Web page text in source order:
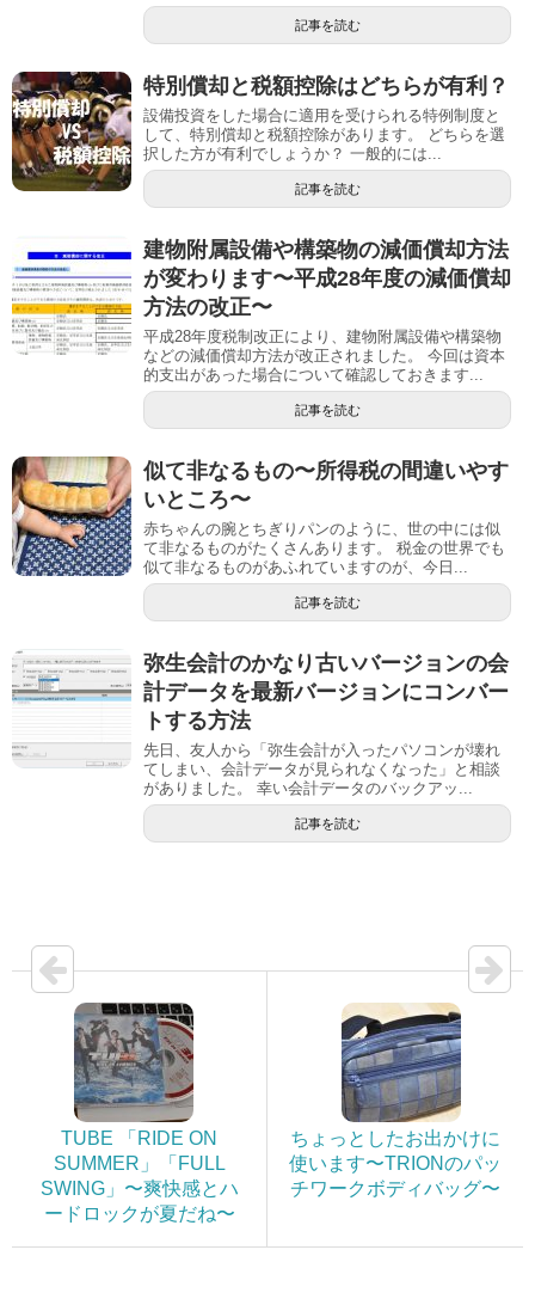
記事を読む
特別償却と税額控除はどちらが有利？
設備投資をした場合に適用を受けられる特例制度と
して、特別償却と税額控除があります。 どちらを選
択した方が有利でしょうか？ 一般的には...
記事を読む
建物附属設備や構築物の減価償却方法
が変わります〜平成28年度の減価償却
方法の改正〜
平成28年度税制改正により、建物附属設備や構築物
などの減価償却方法が改正されました。 今回は資本
的支出があった場合について確認しておきます...
記事を読む
似て非なるもの〜所得税の間違いやす
いところ〜
赤ちゃんの腕とちぎりパンのように、世の中には似
て非なるものがたくさんあります。 税金の世界でも
似て非なるものがあふれていますのが、今日...
記事を読む
弥生会計のかなり古いバージョンの会
計データを最新バージョンにコンバー
トする方法
先日、友人から「弥生会計が入ったパソコンが壊れ
てしまい、会計データが見られなくなった」と相談
がありました。 幸い会計データのバックアッ...
記事を読む
TUBE 「RIDE ON
SUMMER」「FULL
SWING」〜爽快感とハ
ードロックが夏だね〜
ちょっとしたお出かけに
使います〜TRIONのパッ
チワークボディバッグ〜